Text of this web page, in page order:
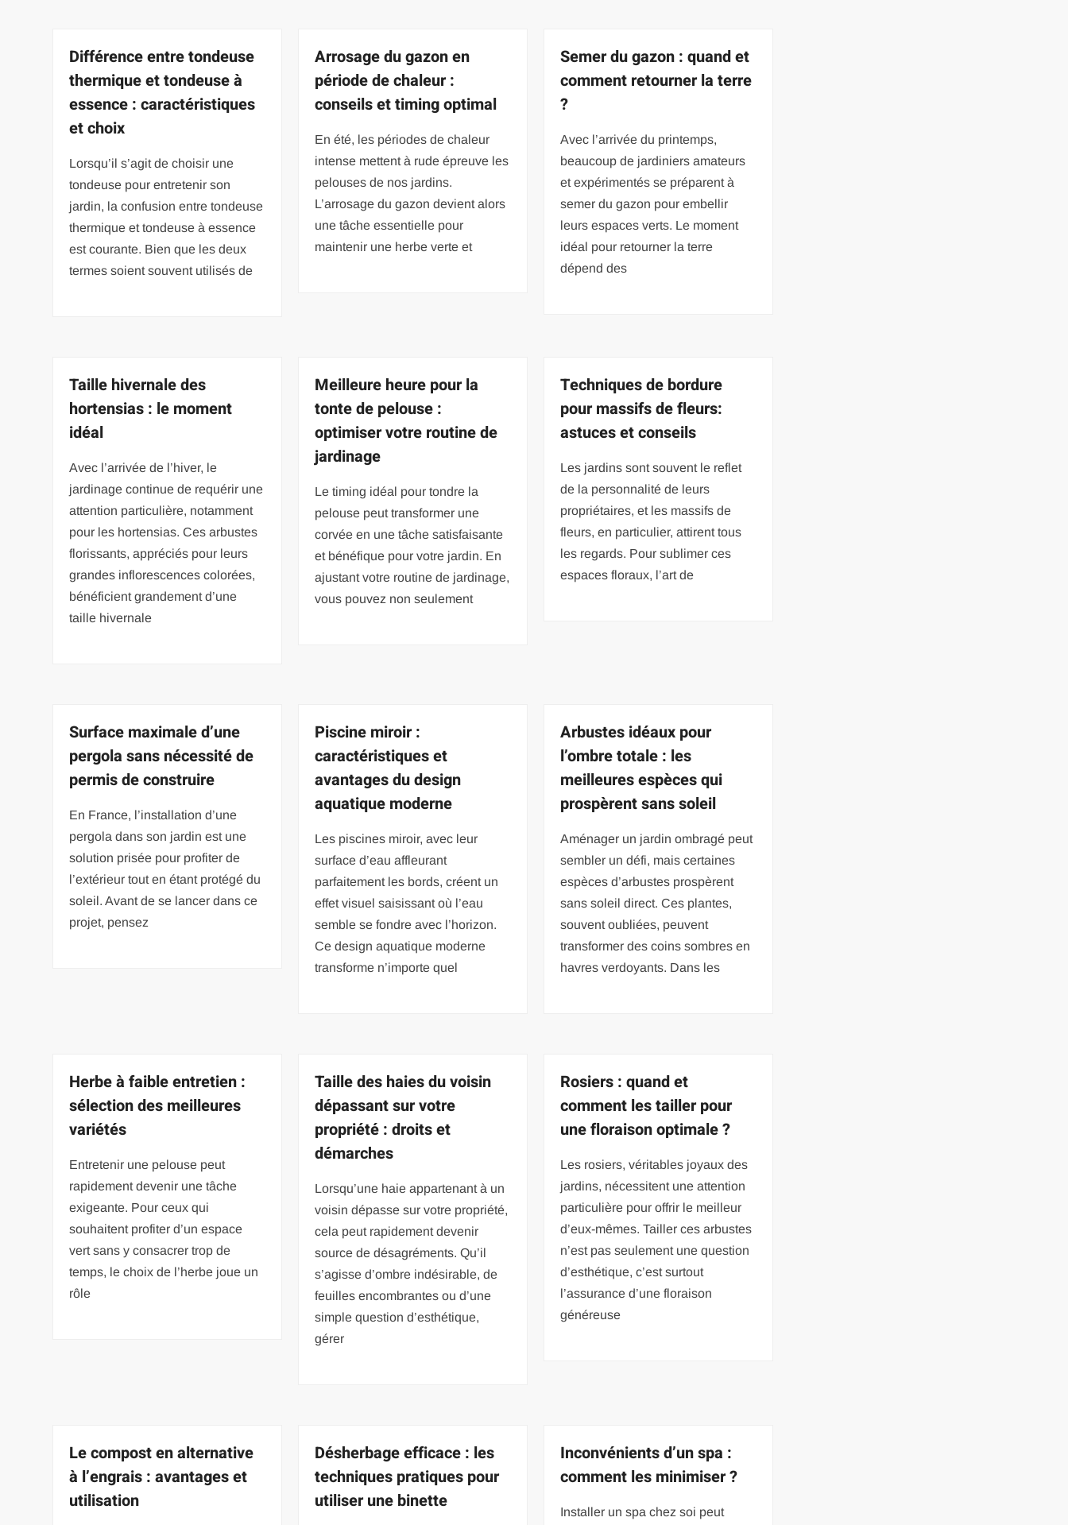
Différence entre tondeuse
thermique et tondeuse à
essence : caractéristiques
et choix
Lorsqu’il s’agit de choisir une
tondeuse pour entretenir son
jardin, la confusion entre tondeuse
thermique et tondeuse à essence
est courante. Bien que les deux
termes soient souvent utilisés de
Arrosage du gazon en
période de chaleur :
conseils et timing optimal
En été, les périodes de chaleur
intense mettent à rude épreuve les
pelouses de nos jardins.
L’arrosage du gazon devient alors
une tâche essentielle pour
maintenir une herbe verte et
Semer du gazon : quand et
comment retourner la terre
?
Avec l’arrivée du printemps,
beaucoup de jardiniers amateurs
et expérimentés se préparent à
semer du gazon pour embellir
leurs espaces verts. Le moment
idéal pour retourner la terre
dépend des
Taille hivernale des
hortensias : le moment
idéal
Avec l’arrivée de l’hiver, le
jardinage continue de requérir une
attention particulière, notamment
pour les hortensias. Ces arbustes
florissants, appréciés pour leurs
grandes inflorescences colorées,
bénéficient grandement d’une
taille hivernale
Meilleure heure pour la
tonte de pelouse :
optimiser votre routine de
jardinage
Le timing idéal pour tondre la
pelouse peut transformer une
corvée en une tâche satisfaisante
et bénéfique pour votre jardin. En
ajustant votre routine de jardinage,
vous pouvez non seulement
Techniques de bordure
pour massifs de fleurs:
astuces et conseils
Les jardins sont souvent le reflet
de la personnalité de leurs
propriétaires, et les massifs de
fleurs, en particulier, attirent tous
les regards. Pour sublimer ces
espaces floraux, l’art de
Surface maximale d’une
pergola sans nécessité de
permis de construire
En France, l’installation d’une
pergola dans son jardin est une
solution prisée pour profiter de
l’extérieur tout en étant protégé du
soleil. Avant de se lancer dans ce
projet, pensez
Piscine miroir :
caractéristiques et
avantages du design
aquatique moderne
Les piscines miroir, avec leur
surface d’eau affleurant
parfaitement les bords, créent un
effet visuel saisissant où l’eau
semble se fondre avec l’horizon.
Ce design aquatique moderne
transforme n’importe quel
Arbustes idéaux pour
l’ombre totale : les
meilleures espèces qui
prospèrent sans soleil
Aménager un jardin ombragé peut
sembler un défi, mais certaines
espèces d’arbustes prospèrent
sans soleil direct. Ces plantes,
souvent oubliées, peuvent
transformer des coins sombres en
havres verdoyants. Dans les
Herbe à faible entretien :
sélection des meilleures
variétés
Entretenir une pelouse peut
rapidement devenir une tâche
exigeante. Pour ceux qui
souhaitent profiter d’un espace
vert sans y consacrer trop de
temps, le choix de l’herbe joue un
rôle
Taille des haies du voisin
dépassant sur votre
propriété : droits et
démarches
Lorsqu’une haie appartenant à un
voisin dépasse sur votre propriété,
cela peut rapidement devenir
source de désagréments. Qu’il
s’agisse d’ombre indésirable, de
feuilles encombrantes ou d’une
simple question d’esthétique,
gérer
Rosiers : quand et
comment les tailler pour
une floraison optimale ?
Les rosiers, véritables joyaux des
jardins, nécessitent une attention
particulière pour offrir le meilleur
d’eux-mêmes. Tailler ces arbustes
n’est pas seulement une question
d’esthétique, c’est surtout
l’assurance d’une floraison
généreuse
Le compost en alternative
à l’engrais : avantages et
utilisation
Désherbage efficace : les
techniques pratiques pour
utiliser une binette
Inconvénients d’un spa :
comment les minimiser ?
Installer un spa chez soi peut